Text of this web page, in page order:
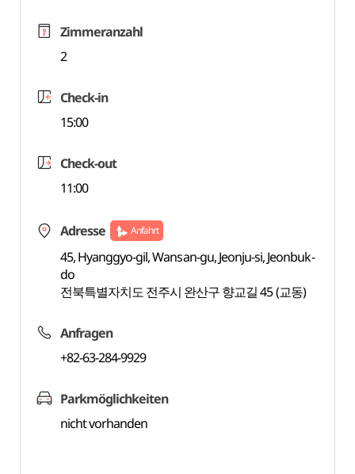
Zimmeranzahl
2
Check-in
15:00
Check-out
11:00
Adresse Anfahrt
45, Hyanggyo-gil, Wansan-gu, Jeonju-si, Jeonbuk-
do
전북특별자치도 전주시 완산구 향교길 45 (교동)
Anfragen
+82-63-284-9929
Parkmöglichkeiten
nicht vorhanden